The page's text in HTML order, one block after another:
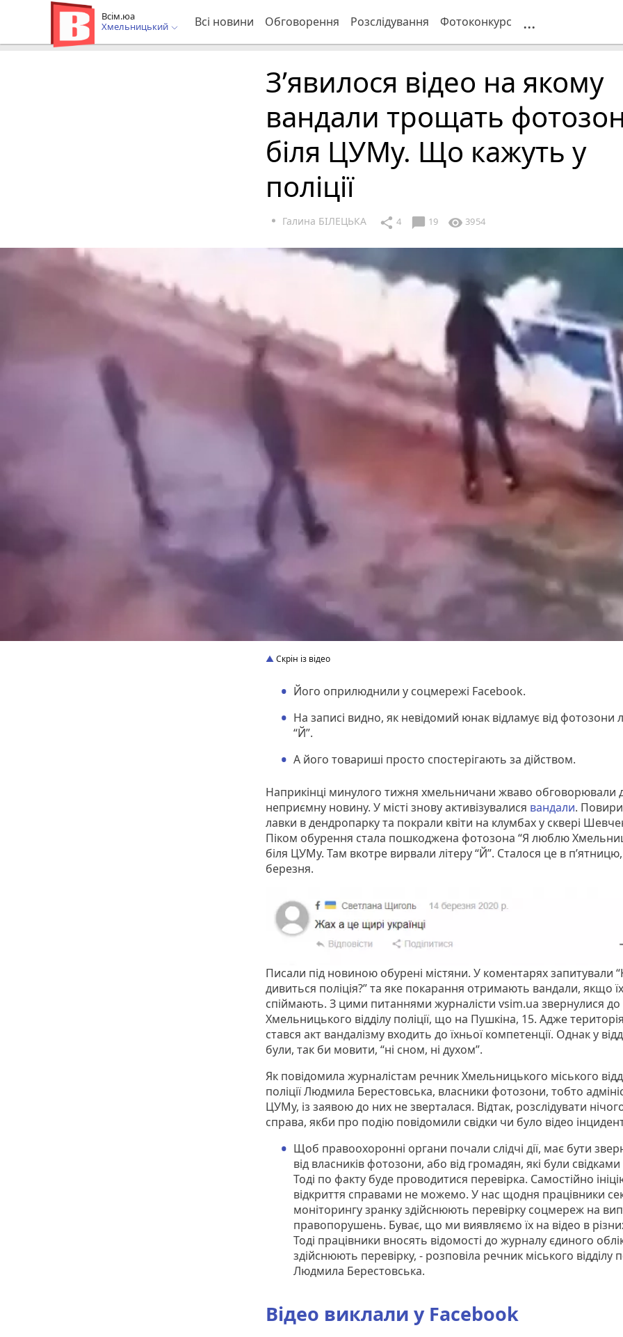
Всім.юа
Хмельницький
Всі новини Обговорення Розслідування Фотоконкурс ...
З’явилося відео на якому
вандали трощать
біля ЦУМу. Що кажуть у
поліції
Галина БІЛЕЦЬКА share 4 chat_bubble 19 visibility 3954
Скрін із відео
Його оприлюднили у соцмережі Facebook.
На записі видно, як невідомий юнак відламує від фотозони
“Й”.
А його товариші просто спостерігають за дійством.
Наприкінці минулого тижня хмельничани жваво обговорювали
неприємну новину. У місті знову активізувалися вандали.
лавки в дендропарку та покрали квіти на клумбах у сквері
Піком обурення стала пошкоджена фотозона “Я люблю
біля ЦУМу. Там вкотре вирвали літеру “Й”. Сталося це в
березня.
Писали під новиною обурені містяни. У коментарях запитували
дивиться поліція?” та яке покарання отримають вандали, якщо
спіймають. З цими питаннями журналісти vsim.ua звернулися до
Хмельницького відділу поліції, що на Пушкіна, 15. Адже
стався акт вандалізму входить до їхньої компетенції. Однак у
були, так би мовити, “ні сном, ні духом”.
Як повідомила журналістам речник Хмельницького міського
поліції Людмила Берестовська, власники фотозони, тобто
ЦУМу, із заявою до них не зверталася. Відтак, розслідувати
справа, якби про подію повідомили свідки чи було відео
Щоб правоохоронні органи почали слідчі дії, має бути
від власників фотозони, або від громадян, які були свідками
Тоді по факту буде проводитися перевірка. Самостійно
відкриття справами не можемо. У нас щодня працівники
моніторингу зранку здійснюють перевірку соцмереж на
правопорушень. Буває, що ми виявляємо їх на відео в
Тоді працівники вносять відомості до журналу єдиного
здійснюють перевірку, - розповіла речник міського відділу
Людмила Берестовська.
Відео виклали у Facebook